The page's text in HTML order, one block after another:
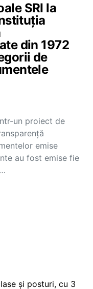
SRI la
din 1972
de
un proiect de
emise
au fost emise fie
și posturi, cu 3